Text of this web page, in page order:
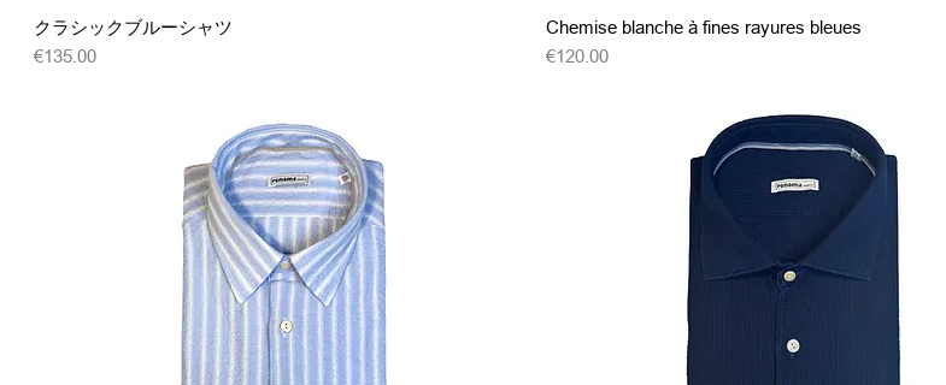
クイックビュー
クラシックブルーシャツ
価格
€135.00
クイックビュー
Chemise blanche à fines rayures bleues
価格
€120.00